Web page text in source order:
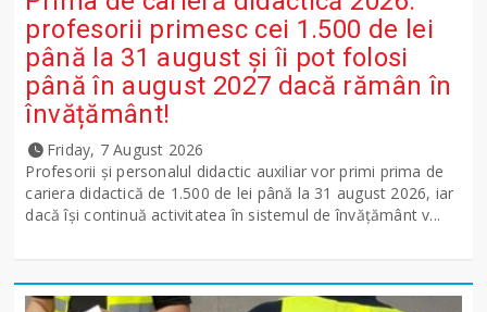
profesorii primesc cei 1.500 de lei
până la 31 august și îi pot folosi
până în august 2027 dacă rămân în
învățământ!
Friday, 7 August 2026
Profesorii și personalul didactic auxiliar vor primi prima de
cariera didactică de 1.500 de lei până la 31 august 2026, iar
dacă își continuă activitatea în sistemul de învățământ v...